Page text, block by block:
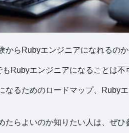
らRubyエンジニアになれるの
Rubyエンジニアになることは不
るためのロードマップ、Ruby
らよいのか知りたい人は、ぜひ